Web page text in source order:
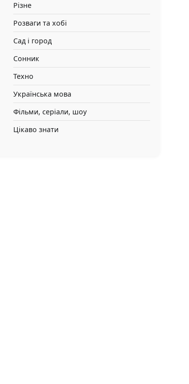
Різне
Розваги та хобі
Сад і город
Сонник
Техно
Українська мова
Фільми, серіали, шоу
Цікаво знати